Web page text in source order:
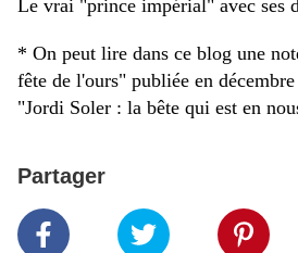
Le vrai "prince impérial" avec ses
* On peut lire dans ce blog une
fête de l'ours" publiée en
"Jordi Soler : la bête qui est en
Partager